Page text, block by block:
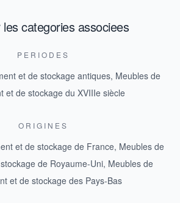
les categories associees
PERIODES
et de stockage antiques, Meubles de
et de stockage du XVIIIe siècle
ORIGINES
et de stockage de France, Meubles de
de Royaume-Uni, Meubles de
et de stockage des Pays-Bas